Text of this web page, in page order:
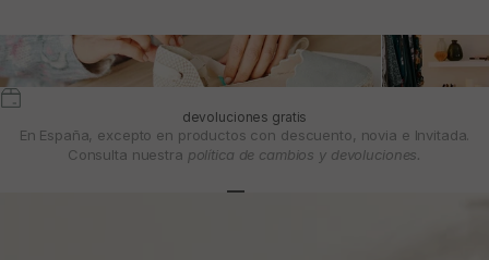
devoluciones gratis
En España, excepto en productos con descuento, novia e Invitada.
Consulta nuestra política de cambios y devoluciones.